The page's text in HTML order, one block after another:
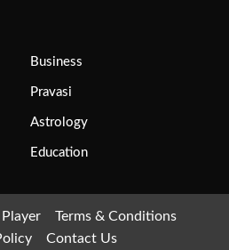
Business
Pravasi
Astrology
Education
Terms & Conditions
Contact Us